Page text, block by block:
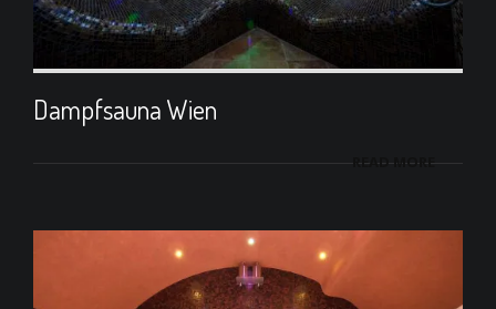
Dampfsauna Wien
READ MORE